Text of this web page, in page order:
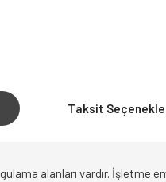
Taksit
alanları vardır.